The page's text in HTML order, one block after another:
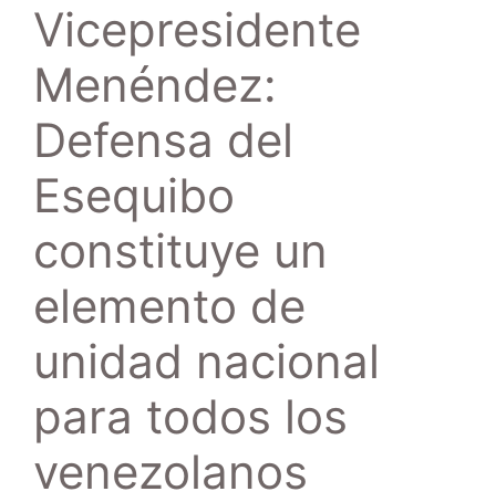
Vicepresidente
Menéndez:
Defensa del
Esequibo
constituye un
elemento de
unidad nacional
para todos los
venezolanos